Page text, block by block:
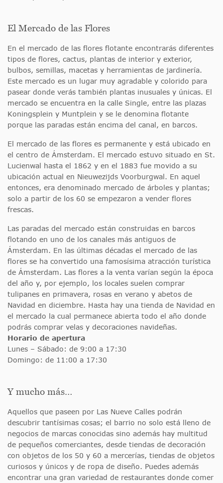
El Mercado de las Flores
En el mercado de las flores flotante encontrarás diferentes
tipos de flores, cactus, plantas de interior y exterior,
bulbos, semillas, macetas y herramientas de jardinería.
Este mercado es un lugar muy agradable y colorido para
pasear donde verás también plantas inusuales y únicas. El
mercado se encuentra en la calle Single, entre las plazas
Koningsplein y Muntplein y se le denomina flotante
porque las paradas están encima del canal, en barcos.
El mercado de las flores es permanente y está ubicado en
el centro de Ámsterdam. El mercado estuvo situado en St.
Lucienwal hasta el 1862 y en el 1883 fue movido a su
ubicación actual en Nieuwezijds Voorburgwal. En aquel
entonces, era denominado mercado de árboles y plantas;
solo a partir de los 60 se empezaron a vender flores
frescas.
Las paradas del mercado están construidas en barcos
flotando en uno de los canales más antiguos de
Ámsterdam. En las últimas décadas el mercado de las
flores se ha convertido una famosísima atracción turística
de Ámsterdam. Las flores a la venta varían según la época
del año y, por ejemplo, los locales suelen comprar
tulipanes en primavera, rosas en verano y abetos de
Navidad en diciembre. Hasta hay una tienda de Navidad en
el mercado la cual permanece abierta todo el año donde
podrás comprar velas y decoraciones navideñas.
Horario de apertura
Lunes – Sábado: de 9:00 a 17:30
Domingo: de 11:00 a 17:30
Y mucho más…
Aquellos que paseen por Las Nueve Calles podrán
descubrir tantísimas cosas; el barrio no solo está lleno de
negocios de marcas conocidas sino además hay multitud
de pequeños comerciantes, desde tiendas de decoración
con objetos de los 50 y 60 a mercerías, tiendas de objetos
curiosos y únicos y de ropa de diseño. Puedes además
encontrar una gran variedad de restaurantes donde comer